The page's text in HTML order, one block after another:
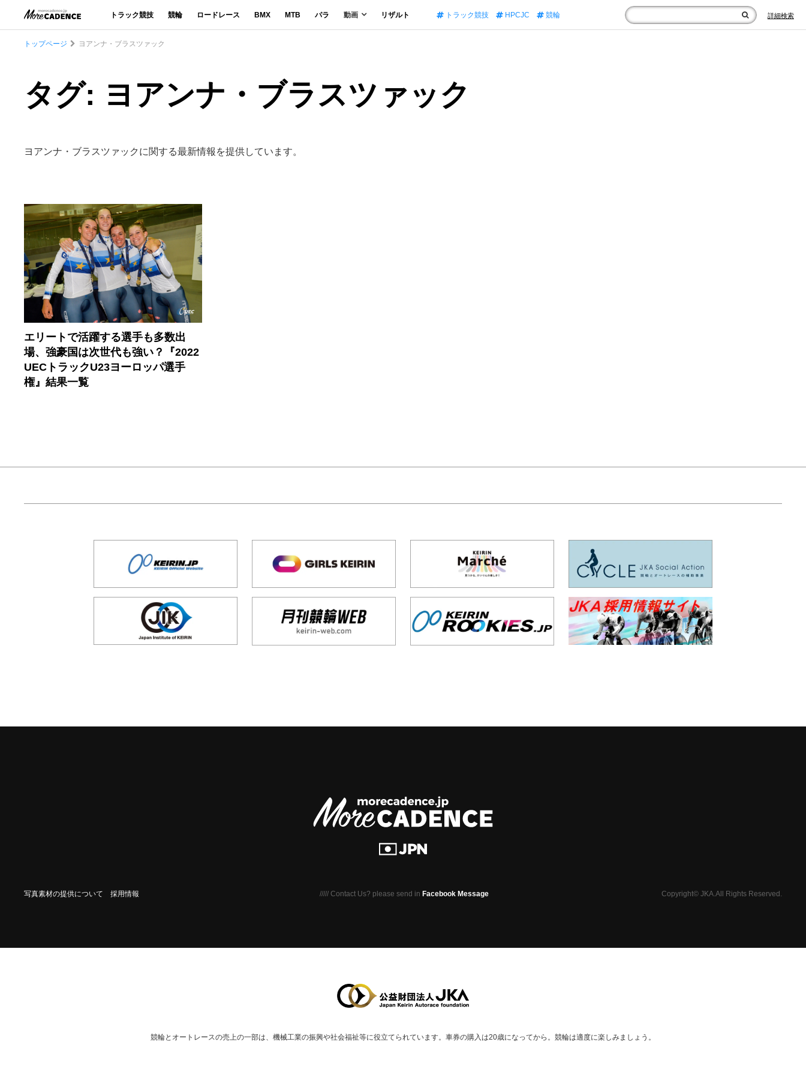
トラック競技 競輪 ロードレース BMX MTB パラ 動画 リザルト トラック競技 HPCJC 競輪 詳細検索
トップページ ヨアンナ・ブラスツァック
タグ: ヨアンナ・ブラスツァック
ヨアンナ・ブラスツァックに関する最新情報を提供しています。
エリートで活躍する選手も多数出
場、強豪国は次世代も強い？『2022
UECトラックU23ヨーロッパ選手
権』結果一覧
写真素材の提供について 採用情報 ///// Contact Us? please send in Facebook Message Copyright© JKA.All Rights Reserved.
競輪とオートレースの売上の一部は、 機械⼯業の振興や社会福祉等に役⽴てられています。 車券の購入は20歳になってから。競輪は適度に楽しみましょう。